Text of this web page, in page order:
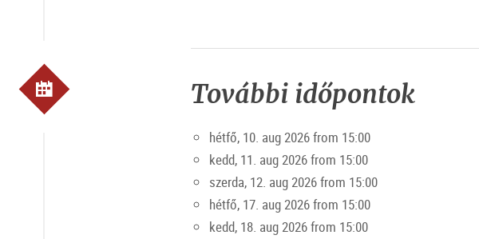
További időpontok
hétfő, 10. aug 2026 from 15:00
kedd, 11. aug 2026 from 15:00
szerda, 12. aug 2026 from 15:00
hétfő, 17. aug 2026 from 15:00
kedd, 18. aug 2026 from 15:00